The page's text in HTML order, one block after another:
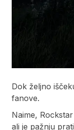
Dok željno
fanove.
Naime,
ali je pažnju